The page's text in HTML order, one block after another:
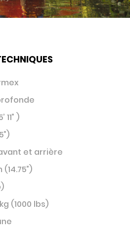
)
et arrière
(1000 lbs)